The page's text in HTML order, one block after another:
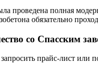
проведена полная
обязательно
со Cпасским
прайс-лист или